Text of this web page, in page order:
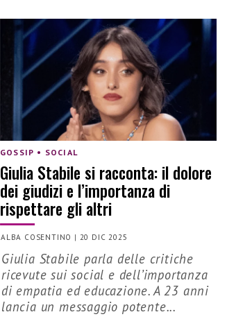
GOSSIP • SOCIAL
Giulia Stabile si racconta: il dolore
dei giudizi e l’importanza di
rispettare gli altri
ALBA COSENTINO | 20 DIC 2025
Giulia Stabile parla delle critiche
ricevute sui social e dell’importanza
di empatia ed educazione. A 23 anni
lancia un messaggio potente...